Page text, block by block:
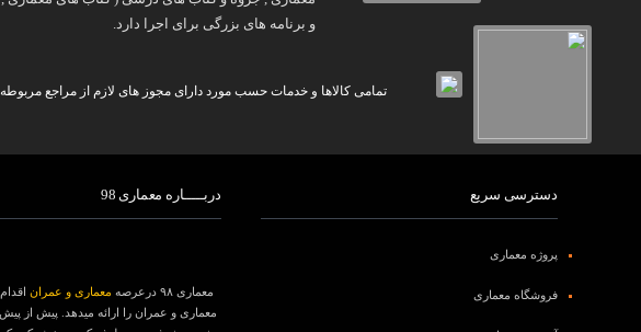
و برنامه های بزرگی برای اجرا دارد.
تمامی کالاها و خدمات حسب مورد دارای مجوز های لازم از مراجع
دسترسی سریع
پروژه معماری
فروشگاه معماری
دربـــــاره معماری 98
معماری ۹۸ درعرصه معماری و عمران
معماری و عمران را ارائه میدهد. پیش از